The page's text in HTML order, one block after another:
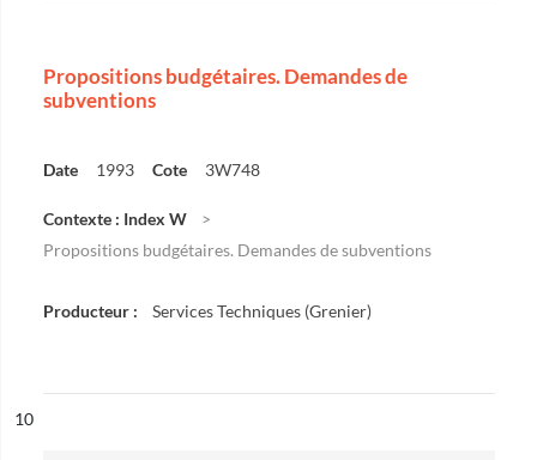
Propositions budgétaires. Demandes de
subventions
Date 1993 Cote 3W748
Contexte : Index W
Propositions budgétaires. Demandes de subventions
Producteur : Services Techniques (Grenier)
n°
10